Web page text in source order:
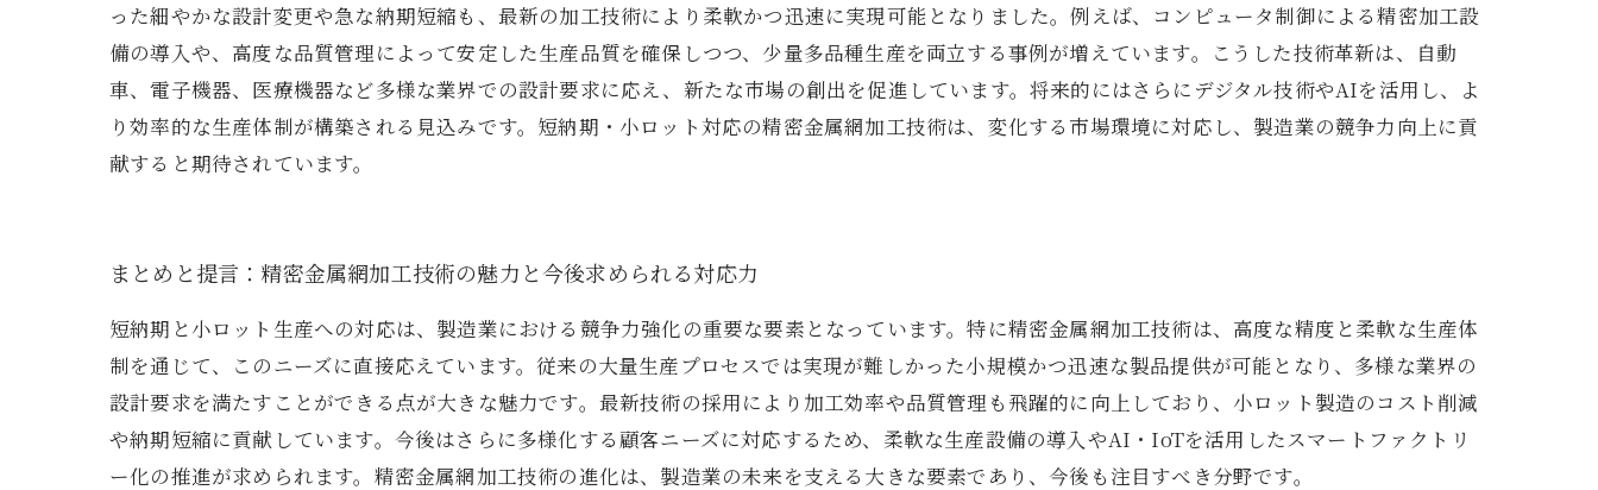
った細やかな設計変更や急な納期短縮も、最新の加工技術により柔軟かつ迅速に実現可能となりました。例えば、コンピュータ制御による精密加工設
備の導入や、高度な品質管理によって安定した生産品質を確保しつつ、少量多品種生産を両立する事例が増えています。こうした技術革新は、自動
車、電子機器、医療機器など多様な業界での設計要求に応え、新たな市場の創出を促進しています。将来的にはさらにデジタル技術やAIを活用し、よ
り効率的な生産体制が構築される見込みです。短納期・小ロット対応の精密金属網加工技術は、変化する市場環境に対応し、製造業の競争力向上に貢
献すると期待されています。
まとめと提言：精密金属網加工技術の魅力と今後求められる対応力
短納期と小ロット生産への対応は、製造業における競争力強化の重要な要素となっています。特に精密金属網加工技術は、高度な精度と柔軟な生産体
制を通じて、このニーズに直接応えています。従来の大量生産プロセスでは実現が難しかった小規模かつ迅速な製品提供が可能となり、多様な業界の
設計要求を満たすことができる点が大きな魅力です。最新技術の採用により加工効率や品質管理も飛躍的に向上しており、小ロット製造のコスト削減
や納期短縮に貢献しています。今後はさらに多様化する顧客ニーズに対応するため、柔軟な生産設備の導入やAI・IoTを活用したスマートファクトリ
ー化の推進が求められます。精密金属網加工技術の進化は、製造業の未来を支える大きな要素であり、今後も注目すべき分野です。